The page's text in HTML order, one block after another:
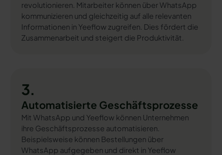
revolutionieren. Mitarbeiter können über WhatsApp
kommunizieren und gleichzeitig auf alle relevanten
Informationen in Yeeflow zugreifen. Dies fördert die
Zusammenarbeit und steigert die Produktivität.
3.
Automatisierte Geschäftsprozesse
Mit WhatsApp und Yeeflow können Unternehmen
ihre Geschäftsprozesse automatisieren.
Beispielsweise können Bestellungen über
WhatsApp aufgegeben und direkt in Yeeflow